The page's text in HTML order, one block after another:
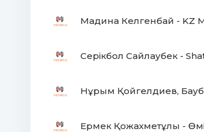
Мадина Келгенбай - KZ
Серікбол Сайлаубек -
Нұрым Қойгелдиев,
Ермек Қожахметұлы -